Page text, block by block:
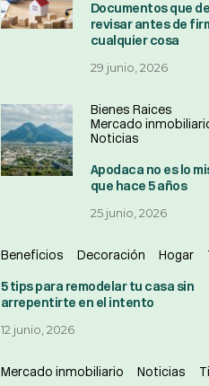
Documentos que
revisar antes de
cualquier cosa
29 junio, 2026
Bienes Raices
Mercado
Noticias
Apodaca no es lo
que hace 5 años
25 junio, 2026
Beneficios Decoración Hogar
5 tips para remodelar tu casa sin
arrepentirte en el intento
12 junio, 2026
Mercado inmobiliario Noticias